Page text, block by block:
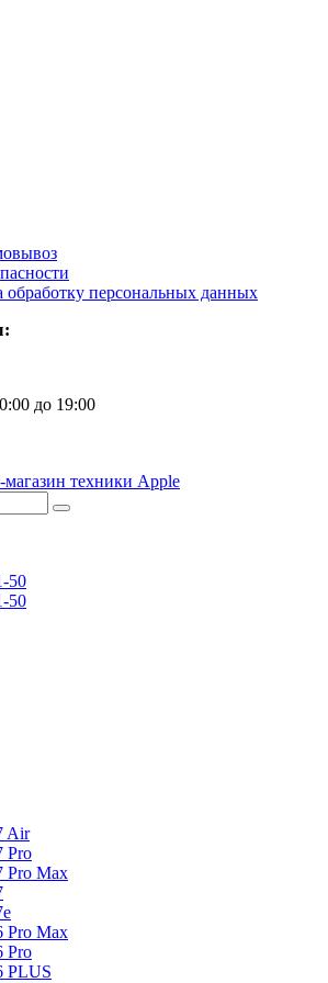
обработку персональных данных
до 19:00
50
50
Air
Pro
Pro Max
Pro Max
Pro
PLUS